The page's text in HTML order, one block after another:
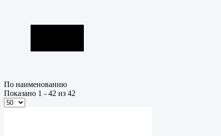
По наименованию
Показано 1 - 42 из 42